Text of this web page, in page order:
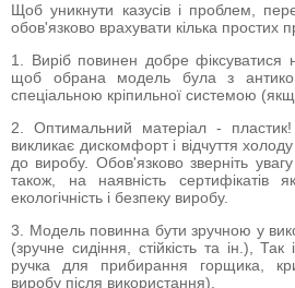
Щоб уникнути казусів і проблем,
обов'язково врахувати кілька простих
1. Виріб повинен добре фіксуватися
щоб обрана модель була з
спеціальною кріпильної системою
2. Оптимальний матеріал -
викликає дискомфорт і відчуття
до виробу. Обов'язково зверніть
також, на наявність сертифікатів
екологічність і безпеку виробу.
3. Модель повинна бути зручною у
(зручне сидіння, стійкість та ін.), Так
ручка для прибирання горщика,
виробу після використання).